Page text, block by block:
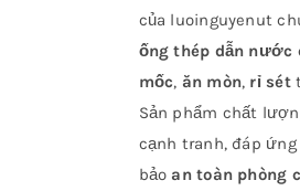
của luoinguyenut
ống thép dẫn nước
mốc, ăn mòn, rỉ sét
Sản phẩm chất
cạnh tranh, đáp
bảo an toàn phòng